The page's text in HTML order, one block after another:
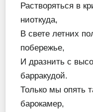
Растворяться в
ниоткуда,
В свете летних
побережье,
И дразнить с
барракудой.
Только мы опять
барокамер,